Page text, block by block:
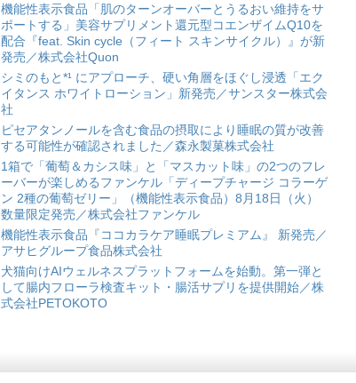
機能性表示食品「肌のターンオーバーとうるおい維持をサ
ポートする」美容サプリメント還元型コエンザイムQ10を
配合『feat. Skin cycle（フィート スキンサイクル）』が新
発売／株式会社Quon
シミのもと*¹ にアプローチ、硬い角層をほぐし浸透「エク
イタンス ホワイトローション」新発売／サンスター株式会
社
ピセアタンノールを含む食品の摂取により睡眠の質が改善
する可能性が確認されました／森永製菓株式会社
1箱で「葡萄＆カシス味」と「マスカット味」の2つのフレ
ーバーが楽しめるファンケル「ディープチャージ コラーゲ
ン 2種の葡萄ゼリー」（機能性表示食品）8月18日（火）
数量限定発売／株式会社ファンケル
機能性表示食品『ココカラケア睡眠プレミアム』 新発売／
アサヒグループ食品株式会社
犬猫向けAIウェルネスプラットフォームを始動。第一弾と
して腸内フローラ検査キット・腸活サプリを提供開始／株
式会社PETOKOTO